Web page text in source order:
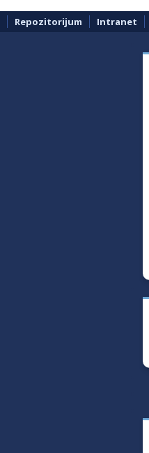
Repozitorijum Intranet